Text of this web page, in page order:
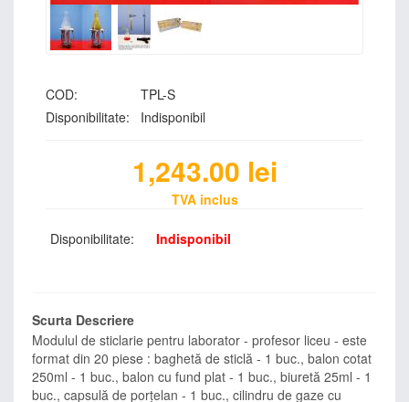
COD:
TPL-S
Disponibilitate:
Indisponibil
1,243.00 lei
TVA inclus
Disponibilitate: Indisponibil
Scurta Descriere
Modulul de sticlarie pentru laborator - profesor liceu - este
format din 20 piese : baghetă de sticlă - 1 buc., balon cotat
250ml - 1 buc., balon cu fund plat - 1 buc., biuretă 25ml - 1
buc., capsulă de porțelan - 1 buc., cilindru de gaze cu